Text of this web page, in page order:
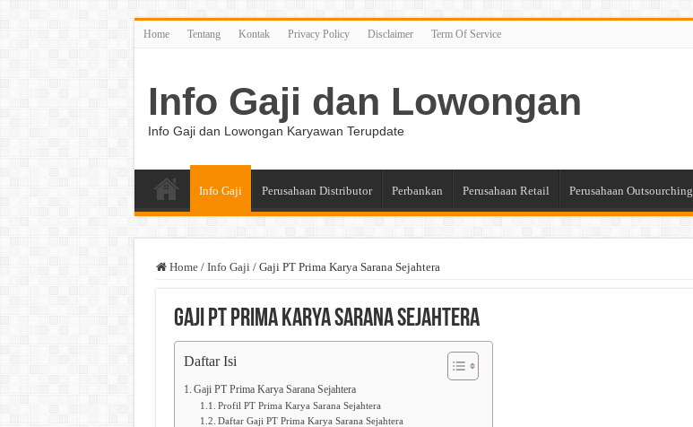
Home Tentang Kontak Privacy Policy Disclaimer Term Of Service
Info Gaji dan Lowongan
Info Gaji dan Lowongan Karyawan Terupdate
Info Gaji Perusahaan Distributor Perbankan Perusahaan Retail Perusahaan Outsourching
Home / Info Gaji / Gaji PT Prima Karya Sarana Sejahtera
Gaji PT Prima Karya Sarana Sejahtera
Daftar Isi
Gaji PT Prima Karya Sarana Sejahtera
Profil PT Prima Karya Sarana Sejahtera
Daftar Gaji PT Prima Karya Sarana Sejahtera